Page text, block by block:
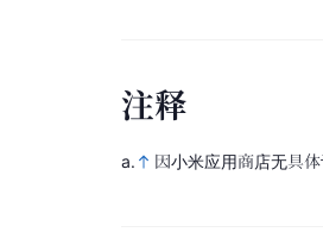
注释
a. 因小米应用商店无具